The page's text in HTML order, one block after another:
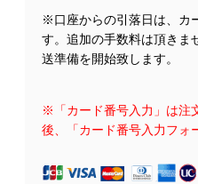
※口座からの引落日は、カ
す。追加の手数料は頂きま
送準備を開始致します。
※「カード番号入力」は注
後、「カード番号入力フォ